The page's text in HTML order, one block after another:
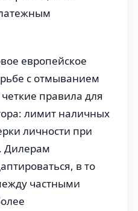
европейское
с отмыванием
правила для
лимит наличных
личности при
Дилерам
в то
частными